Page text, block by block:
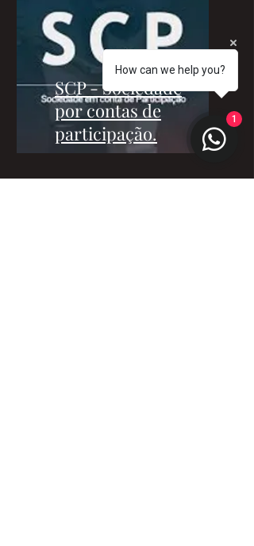
SCP - Sociedade
por contas de
participação.
How can we help you?
1